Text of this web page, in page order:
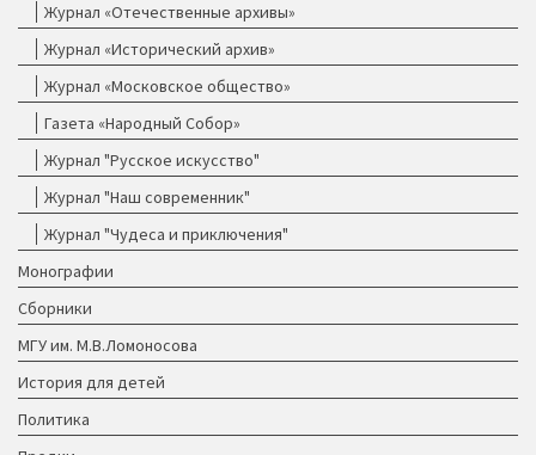
Журнал «Отечественные архивы»
Журнал «Исторический архив»
Журнал «Московское общество»
Газета «Народный Собор»
Журнал "Русское искусство"
Журнал "Наш современник"
Журнал "Чудеса и приключения"
Монографии
Сборники
МГУ им. М.В.Ломоносова
История для детей
Политика